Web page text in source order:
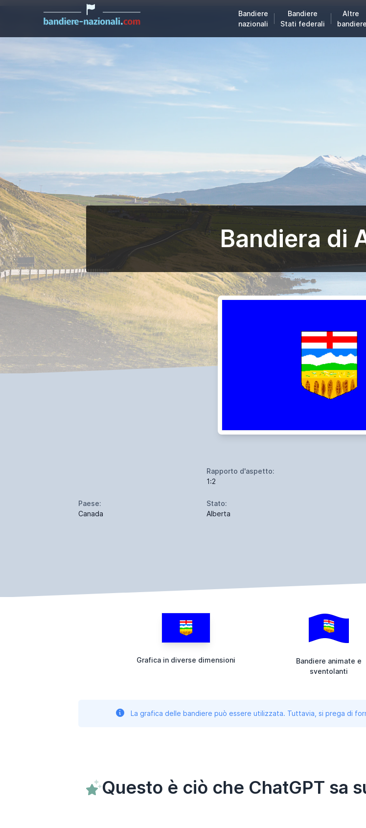
Bandiere
nazionali
Bandiere
Stati federali
Altre
bandiere
Bandiera di
Rapporto d'aspetto:
1:2
Paese:
Canada
Stato:
Alberta
Grafica in diverse dimensioni
Bandiere animate e
sventolanti
La grafica delle bandiere può essere utilizzata. Tuttavia, si prega di
Questo è ciò che ChatGPT sa